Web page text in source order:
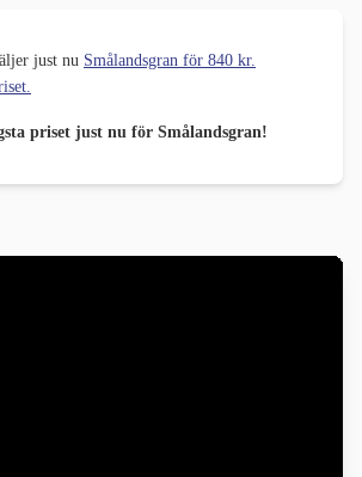
just nu Smålandsgran för 840 kr.
priset just nu för Smålandsgran!